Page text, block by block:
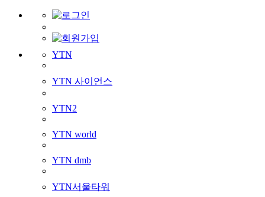
YTN
YTN 사이언스
YTN2
YTN world
YTN dmb
YTN서울타워